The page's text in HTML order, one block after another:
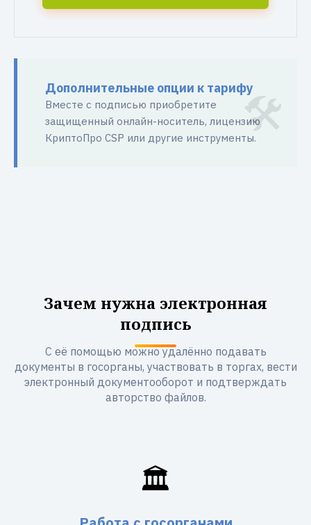
Дополнительные опции к тарифу
Вместе с подписью приобретите
защищенный онлайн-носитель, лицензию
КриптоПро CSP или другие инструменты.
Зачем нужна электронная
подпись
С её помощью можно удалённо подавать
документы в госорганы, участвовать в торгах, вести
электронный документооборот и подтверждать
авторство файлов.
🏛️